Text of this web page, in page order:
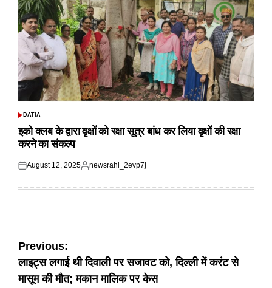
POSTED
DATIA
इको क्लब के द्वारा वृक्षों को रक्षा सूत्र बांध कर लिया वृक्षों की रक्षा
करने का संकल्प
Posted
August 12, 2025
Posted
newsrahi_2evp7j
Post
navigation
Previous:
लाइट्स लगाई थी दिवाली पर सजावट को, दिल्ली में करंट से
मासूम की मौत; मकान मालिक पर केस